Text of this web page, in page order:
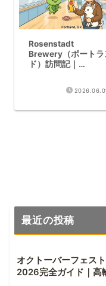
Rosenstadt
Brewery（ポートラ
ド）訪問記｜
最近の投稿
オクトーバーフェス
2026完全ガイド｜高